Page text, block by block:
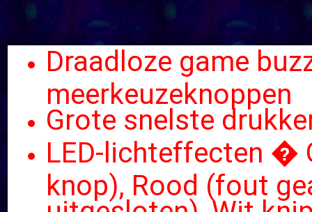
Draadloze game
meerkeuzeknoppen
Grote snelste
LED-lichteffecten �
knop), Rood (fout